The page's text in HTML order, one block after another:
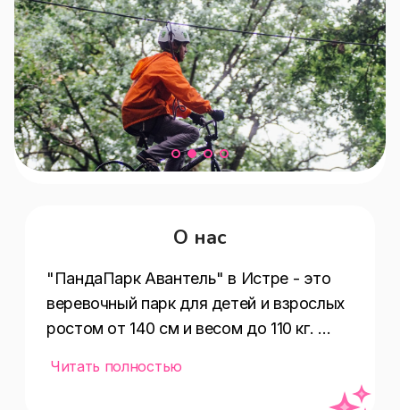
О нас
"ПандаПарк Авантель" в Истре - это
веревочный парк для детей и взрослых
ростом от 140 см и весом до 110 кг.
"Смотровой" на высоте от 1,5 до 11 м.
Читать полностью